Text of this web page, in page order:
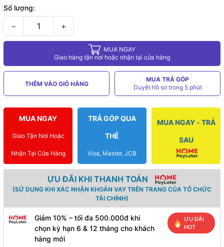
Số lượng:
− +
MUA NGAY
Giao hàng tận nơi hoặc nhận tại cửa hàng
THÊM VÀO GIỎ HÀNG
MUA TRẢ GÓP
Duyệt hồ sơ trong 5 phút
MUA NGAY
Giao Tận Nơi Hoặc
Nhận Tại Cửa Hàng
TRẢ GÓP QUA
THẺ
Visa, Master, JCB
MUA NGAY - TRẢ
SAU
ƯU ĐÃI KHI THANH TOÁN
(SỬ DỤNG KHI XÁC NHẬN KHOẢN VAY TRÊN TRANG CỦA TỔ CHỨC
TÀI CHÍNH)
Giảm 10% – tối đa 500.000đ khi
chọn kỳ hạn 6 & 12 tháng cho khách
hàng mới
ƯU ĐÃI
HOT